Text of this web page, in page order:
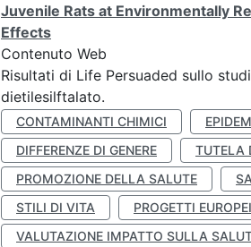
Juvenile Rats at Environmentally
Effects
Contenuto Web
Risultati di Life Persuaded sullo
dietilesilftalato.
CONTAMINANTI CHIMICI
DIFFERENZE DI GENERE
TUTELA
PROMOZIONE DELLA SALUTE
STILI DI VITA
PROGETTI EUROPEI
VALUTAZIONE IMPATTO SULLA